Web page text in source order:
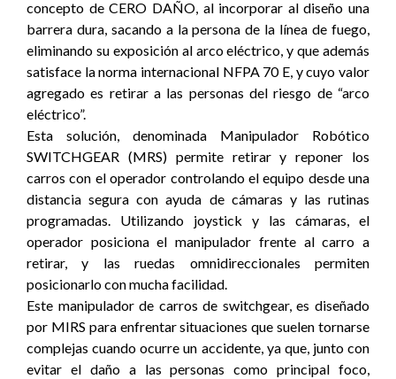
concepto de CERO DAÑO, al incorporar al diseño una
barrera dura, sacando a la persona de la línea de fuego,
eliminando su exposición al arco eléctrico, y que además
satisface la norma internacional NFPA 70 E, y cuyo valor
agregado es retirar a las personas del riesgo de “arco
eléctrico”.
Esta solución, denominada Manipulador Robótico
SWITCHGEAR (MRS) permite retirar y reponer los
carros con el operador controlando el equipo desde una
distancia segura con ayuda de cámaras y las rutinas
programadas. Utilizando joystick y las cámaras, el
operador posiciona el manipulador frente al carro a
retirar, y las ruedas omnidireccionales permiten
posicionarlo con mucha facilidad.
Este manipulador de carros de switchgear, es diseñado
por MIRS para enfrentar situaciones que suelen tornarse
complejas cuando ocurre un accidente, ya que, junto con
evitar el daño a las personas como principal foco,